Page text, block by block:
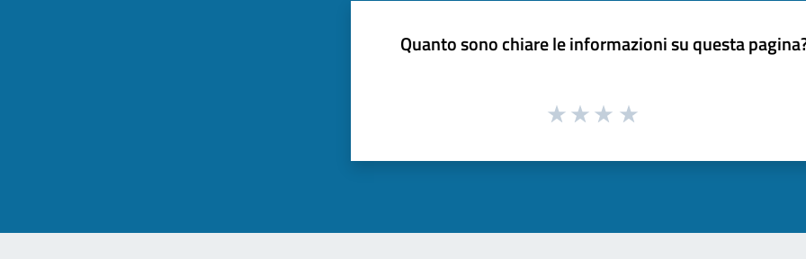
Quanto sono chiare le informazioni su questa